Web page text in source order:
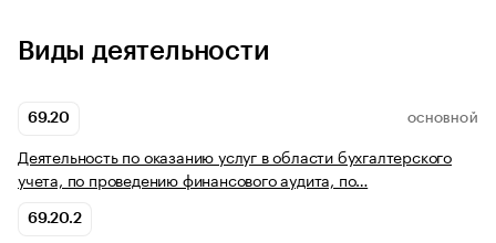
Виды деятельности
69.20 ОСНОВНОЙ
Деятельность по оказанию услуг в области бухгалтерского
учета, по проведению финансового аудита, по…
69.20.2